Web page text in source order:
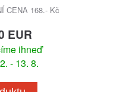
CENA 168.- Kč
EUR
ihneď
- 13. 8.